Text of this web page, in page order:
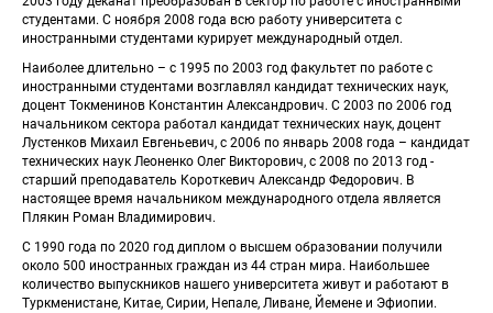
студентами. С ноября 2008 года всю работу университета с
иностранными студентами курирует международный отдел.
Наиболее длительно – с 1995 по 2003 год факультет по работе с
иностранными студентами возглавлял кандидат технических наук,
доцент Токменинов Константин Александрович. С 2003 по 2006 год
начальником сектора работал кандидат технических наук, доцент
Лустенков Михаил Евгеньевич, с 2006 по январь 2008 года – кандидат
технических наук Леоненко Олег Викторович, с 2008 по 2013 год -
старший преподаватель Короткевич Александр Федорович. В
настоящее время начальником международного отдела является
Плякин Роман Владимирович.
С 1990 года по 2020 год диплом о высшем образовании получили
около 500 иностранных граждан из 44 стран мира. Наибольшее
количество выпускников нашего университета живут и работают в
Туркменистане, Китае, Сирии, Непале, Ливане, Йемене и Эфиопии.